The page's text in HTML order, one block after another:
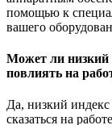
помощью к
вашего
Может ли низкий
повлиять на
Да, низкий
сказаться на